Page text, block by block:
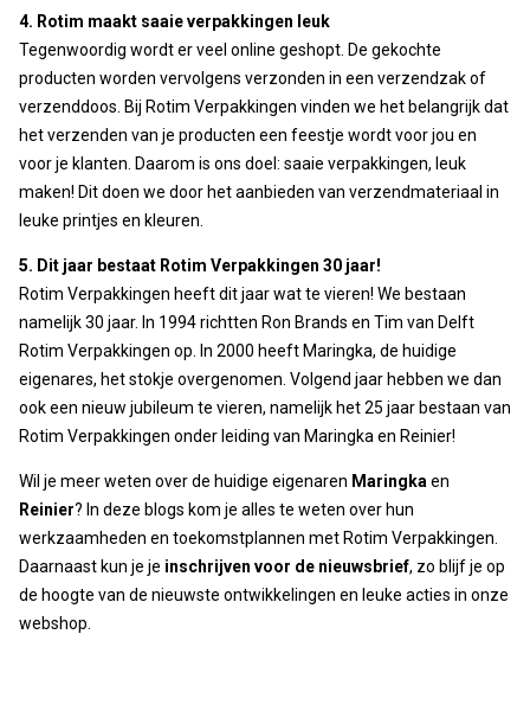
4. Rotim maakt saaie verpakkingen leuk
Tegenwoordig wordt er veel online geshopt. De gekochte
producten worden vervolgens verzonden in een verzendzak of
verzenddoos. Bij Rotim Verpakkingen vinden we het belangrijk dat
het verzenden van je producten een feestje wordt voor jou en
voor je klanten. Daarom is ons doel: saaie verpakkingen, leuk
maken! Dit doen we door het aanbieden van verzendmateriaal in
leuke printjes en kleuren.
5. Dit jaar bestaat Rotim Verpakkingen 30 jaar!
Rotim Verpakkingen heeft dit jaar wat te vieren! We bestaan
namelijk 30 jaar. In 1994 richtten Ron Brands en Tim van Delft
Rotim Verpakkingen op. In 2000 heeft Maringka, de huidige
eigenares, het stokje overgenomen. Volgend jaar hebben we dan
ook een nieuw jubileum te vieren, namelijk het 25 jaar bestaan van
Rotim Verpakkingen onder leiding van Maringka en Reinier!
Wil je meer weten over de huidige eigenaren Maringka en
Reinier? In deze blogs kom je alles te weten over hun
werkzaamheden en toekomstplannen met Rotim Verpakkingen.
Daarnaast kun je je inschrijven voor de nieuwsbrief, zo blijf je op
de hoogte van de nieuwste ontwikkelingen en leuke acties in onze
webshop.